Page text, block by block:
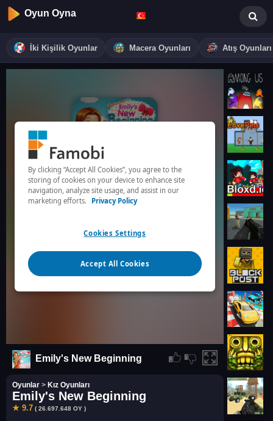
Oyun Oyna
İki Kişilik Oyunlar Macera Oyunları Atış Oyunları
Emily's New Beginning
Oyunlar > Kız Oyunları
Emily's New Beginning
★ 9.7 ( 26.697.648 OY )